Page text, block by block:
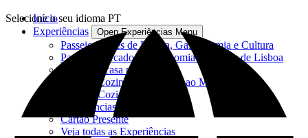
Início
Experiências
Open Experiências Menu
Passeio Raízes de Lisboa, Gastronomia e Cultura
Passeio Mercado, Gastronomia e Cultura de Lisboa
Jantar em casa particular
Aula de Cozinha com Visita ao Mercado
Aula de Cozinha
Experiências Privadas
Cartão Presente
Veja todas as Experiências
Selecione o seu idioma PT